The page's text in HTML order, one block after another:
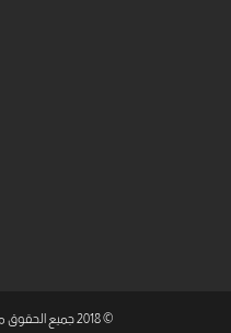
© 2018 جميع الحقوق محفوظة